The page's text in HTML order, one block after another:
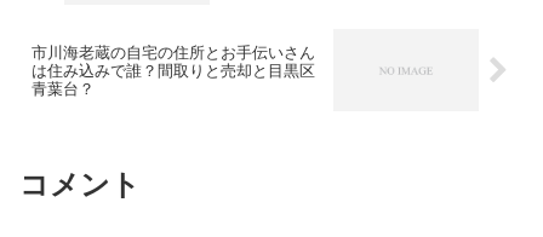
市川海老蔵の自宅の住所とお手伝いさん
は住み込みで誰？間取りと売却と目黒区
青葉台？
コメント